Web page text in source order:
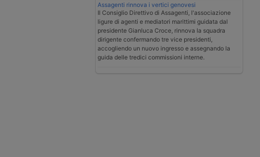
Assagenti rinnova i vertici genovesi
Il Consiglio Direttivo di Assagenti, l'associazione
ligure di agenti e mediatori marittimi guidata dal
presidente Gianluca Croce, rinnova la squadra
dirigente confermando tre vice presidenti,
accogliendo un nuovo ingresso e assegnando la
guida delle tredici commissioni interne.